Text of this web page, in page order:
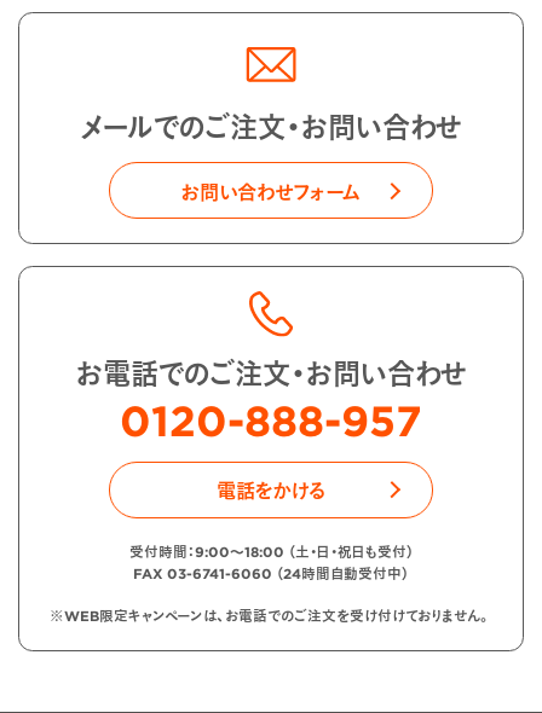
メールでのご注文・お問い合わせ
お問い合わせフォーム
お電話でのご注文・お問い合わせ
0120-888-957
電話をかける
受付時間：9:00〜18:00 （土・日・祝日も受付）
FAX 03-6741-6060 （24時間自動受付中）
※WEB限定キャンペーンは、お電話でのご注文を受け付けておりません。